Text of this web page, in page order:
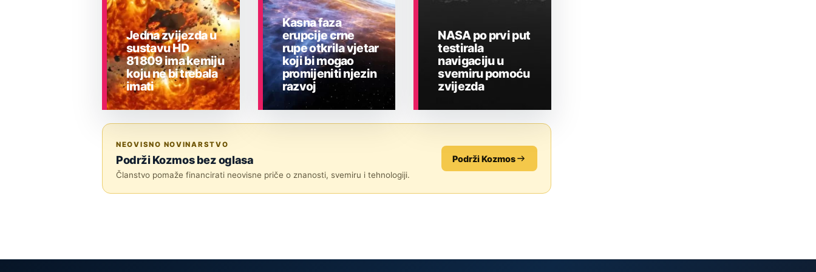
Jedna zvijezda u
sustavu HD
81809 ima kemiju
koju ne bi trebala
imati
Kasna faza
erupcije crne
rupe otkrila vjetar
koji bi mogao
promijeniti njezin
razvoj
NASA po prvi put
testirala
navigaciju u
svemiru pomoću
zvijezda
NEOVISNO NOVINARSTVO
Podrži Kozmos bez oglasa
Članstvo pomaže financirati neovisne priče o znanosti, svemiru i tehnologiji.
Podrži Kozmos